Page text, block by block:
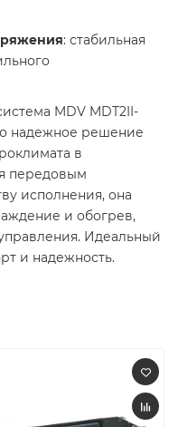
: стабильная
MDV MDT2II-
надежное решение
в
передовым
исполнения, она
и обогрев,
Идеальный
и надежность.